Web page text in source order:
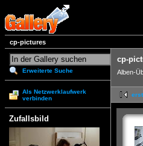
cp-pictures
Erweiterte Suche
Als Netzwerklaufwerk
verbinden
Zufallsbild
cp-
Alben-